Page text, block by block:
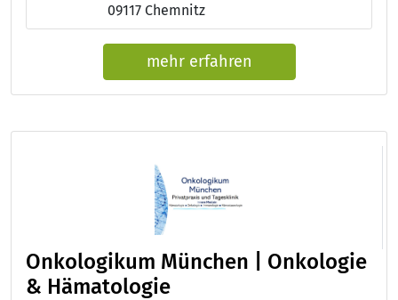
09117 Chemnitz
mehr erfahren
Onkologikum München | Onkologie
& Hämatologie